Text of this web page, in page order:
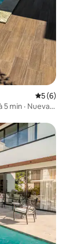
Note
5 (6)
5 min · Nueva